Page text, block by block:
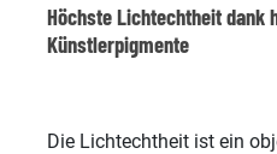
Höchste Lichtechtheit dank
Künstlerpigmente
Die Lichtechtheit ist ein